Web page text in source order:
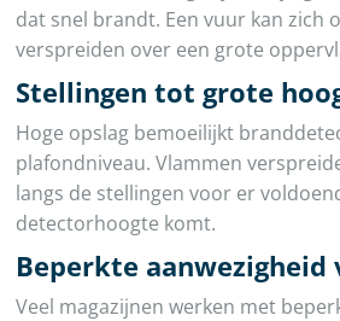
dat snel brandt. Een vuur kan zich
verspreiden over een grote
Stellingen tot grote
Hoge opslag bemoeilijkt
plafondniveau. Vlammen
langs de stellingen voor er
detectorhoogte komt.
Beperkte aanwezigheid
Veel magazijnen werken met